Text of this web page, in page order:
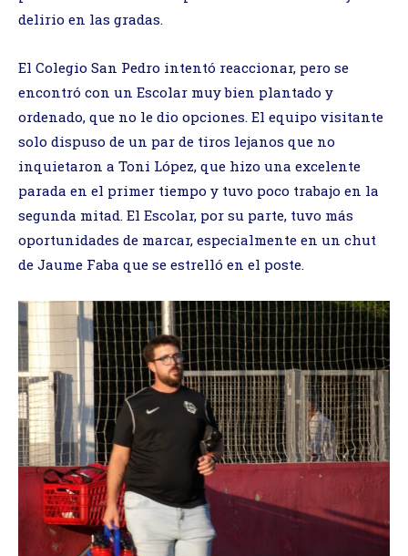
delirio en las gradas.
El Colegio San Pedro intentó reaccionar, pero se
encontró con un Escolar muy bien plantado y
ordenado, que no le dio opciones. El equipo visitante
solo dispuso de un par de tiros lejanos que no
inquietaron a Toni López, que hizo una excelente
parada en el primer tiempo y tuvo poco trabajo en la
segunda mitad. El Escolar, por su parte, tuvo más
oportunidades de marcar, especialmente en un chut
de Jaume Faba que se estrelló en el poste.